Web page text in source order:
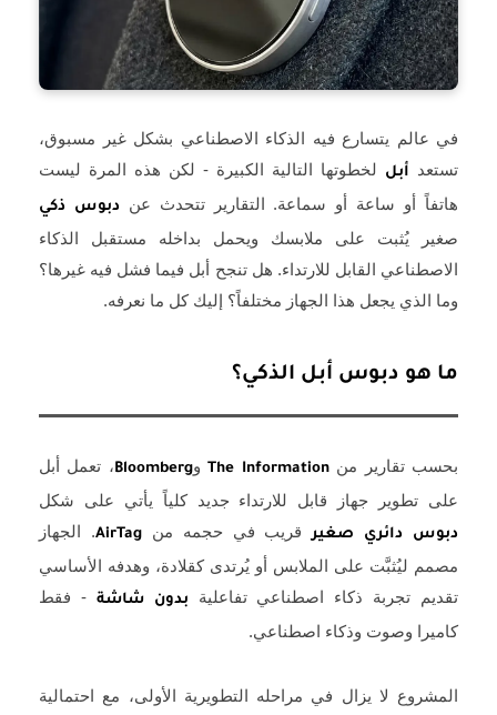
في عالم يتسارع فيه الذكاء الاصطناعي بشكل غير مسبوق،
تستعد أبل لخطوتها التالية الكبيرة - لكن هذه المرة ليست
هاتفاً أو ساعة أو سماعة. التقارير تتحدث عن
دبوس ذكي
صغير يُثبت على ملابسك ويحمل بداخله مستقبل الذكاء
الاصطناعي القابل للارتداء. هل تنجح أبل فيما فشل فيه غيرها؟
وما الذي يجعل هذا الجهاز مختلفاً؟ إليك كل ما نعرفه.
ما هو دبوس أبل الذكي؟
بحسب تقارير منThe InformationوBloomberg، تعمل أبل
على تطوير جهاز قابل للارتداء جديد كلياً يأتي على شكل
دبوس دائري صغير قريب في حجمه منAirTag. الجهاز
مصمم ليُثبَّت على الملابس أو يُرتدى كقلادة، وهدفه الأساسي
تقديم تجربة ذكاء اصطناعي تفاعلية
بدون شاشة - فقط
كاميرا وصوت وذكاء اصطناعي.
المشروع لا يزال في مراحله التطويرية الأولى، مع احتمالية